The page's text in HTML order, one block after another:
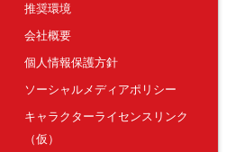
推奨環境
会社概要
個人情報保護方針
ソーシャルメディアポリシー
キャラクターライセンスリンク
（仮）